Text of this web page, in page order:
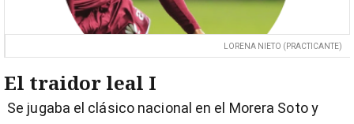
El traidor leal I
Se jugaba el clásico nacional en el Morera Soto y